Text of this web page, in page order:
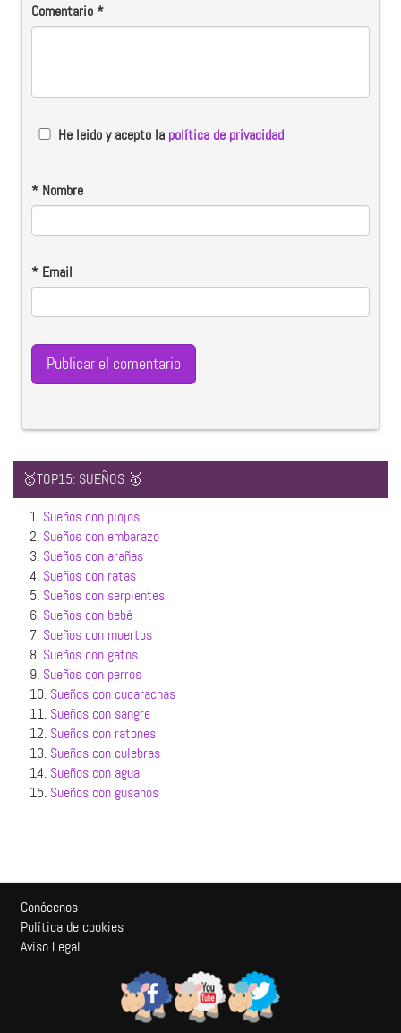
Comentario*
He leido y acepto la política de privacidad
* Nombre
* Email
🥇TOP15: SUEÑOS 🥇
1. Sueños con piojos
2. Sueños con embarazo
3. Sueños con arañas
4. Sueños con ratas
5. Sueños con serpientes
6. Sueños con bebé
7. Sueños con muertos
8. Sueños con gatos
9. Sueños con perros
10. Sueños con cucarachas
11. Sueños con sangre
12. Sueños con ratones
13. Sueños con culebras
14. Sueños con agua
15. Sueños con gusanos
Conócenos
Política de cookies
Aviso Legal